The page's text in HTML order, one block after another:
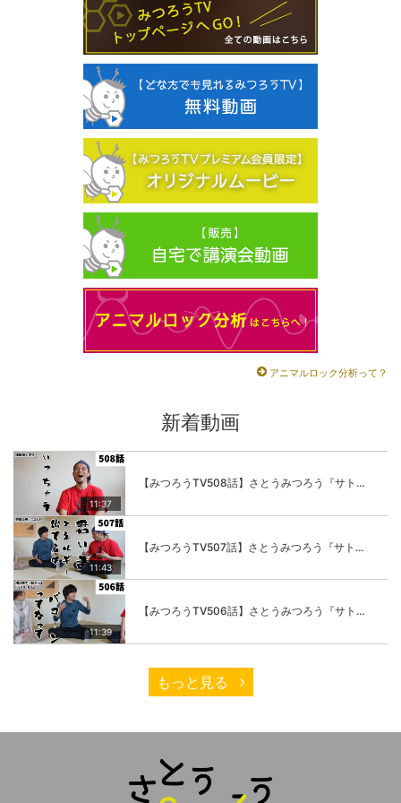
アニマルロック分析って？
新着動画
11:37
【みつろうTV508話】さとうみつろう『サトレル男塾』編④「“毎日”が変わります。楽しく」
11:43
【みつろうTV507話】さとうみつろう『サトレル男塾』編③「快楽は“自分のカラダの内側”にしかない」
11:39
【みつろうTV506話】さとうみつろう『サトレル男塾』編②「不思議な棒をお尻に…」
もっと見る